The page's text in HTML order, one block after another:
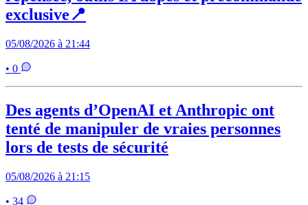
exclusive📍
05/08/2026 à 21:44
• 0
Des agents d’OpenAI et Anthropic ont
tenté de manipuler de vraies personnes
lors de tests de sécurité
05/08/2026 à 21:15
• 34